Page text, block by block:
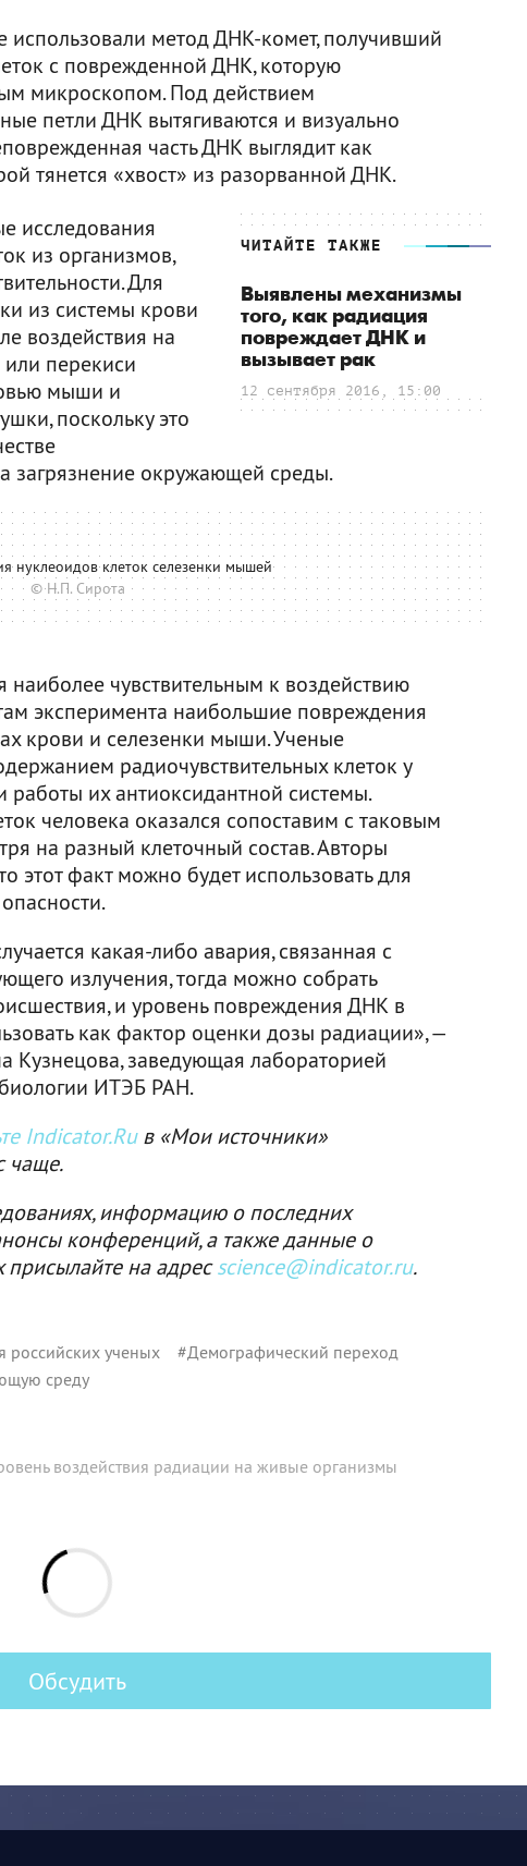
использовали метод ДНК-комет, получивший
с поврежденной ДНК, которую
микроскопом. Под действием
петли ДНК вытягиваются и визуально
часть ДНК выглядит как
тянется «хвост» из разорванной ДНК.
ЧИТАЙТЕ ТАКЖЕ
Выявлены механизмы
того, как радиация
повреждает ДНК и
вызывает рак
12 сентября 2016, 15:00
исследования
из организмов,
Для
из системы крови
воздействия на
или перекиси
мыши и
поскольку это
загрязнение окружающей среды.
нуклеоидов клеток селезенки мышей
© Н.П. Сирота
наиболее чувствительным к воздействию
эксперимента наибольшие повреждения
крови и селезенки мыши. Ученые
радиочувствительных клеток у
их антиоксидантной системы.
человека оказался сопоставим с таковым
на разный клеточный состав. Авторы
этот факт можно будет использовать для
какая-либо авария, связанная с
излучения, тогда можно собрать
и уровень повреждения ДНК в
как фактор оценки дозы радиации», —
Кузнецова, заведующая лабораторией
ИТЭБ РАН.
Indicator.Ruв «Мои источники»
чаще.
информацию о последних
конференций, а также данные о
присылайте на адресscience@indicator.ru.
российских ученых #Демографический переход
среду
воздействия радиации на живые организмы
Обсудить